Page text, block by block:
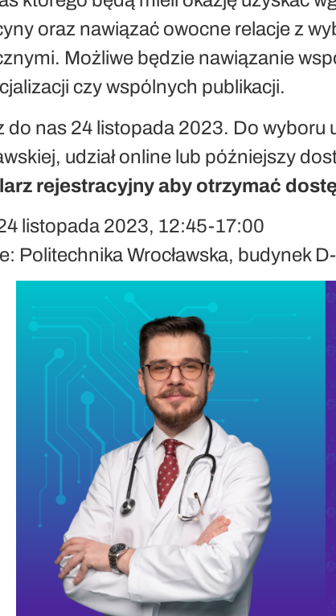
oraz nawiązać owocne relacje z
Możliwe będzie nawiązanie
czy wspólnych publikacji.
do nas 24 listopada 2023. Do wyboru
udział online lub późniejszy
rejestracyjny aby otrzymać
listopada 2023, 12:45-17:00
Politechnika Wrocławska, budynek